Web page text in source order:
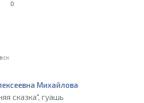
0
Михайлова
сказка", гуашь